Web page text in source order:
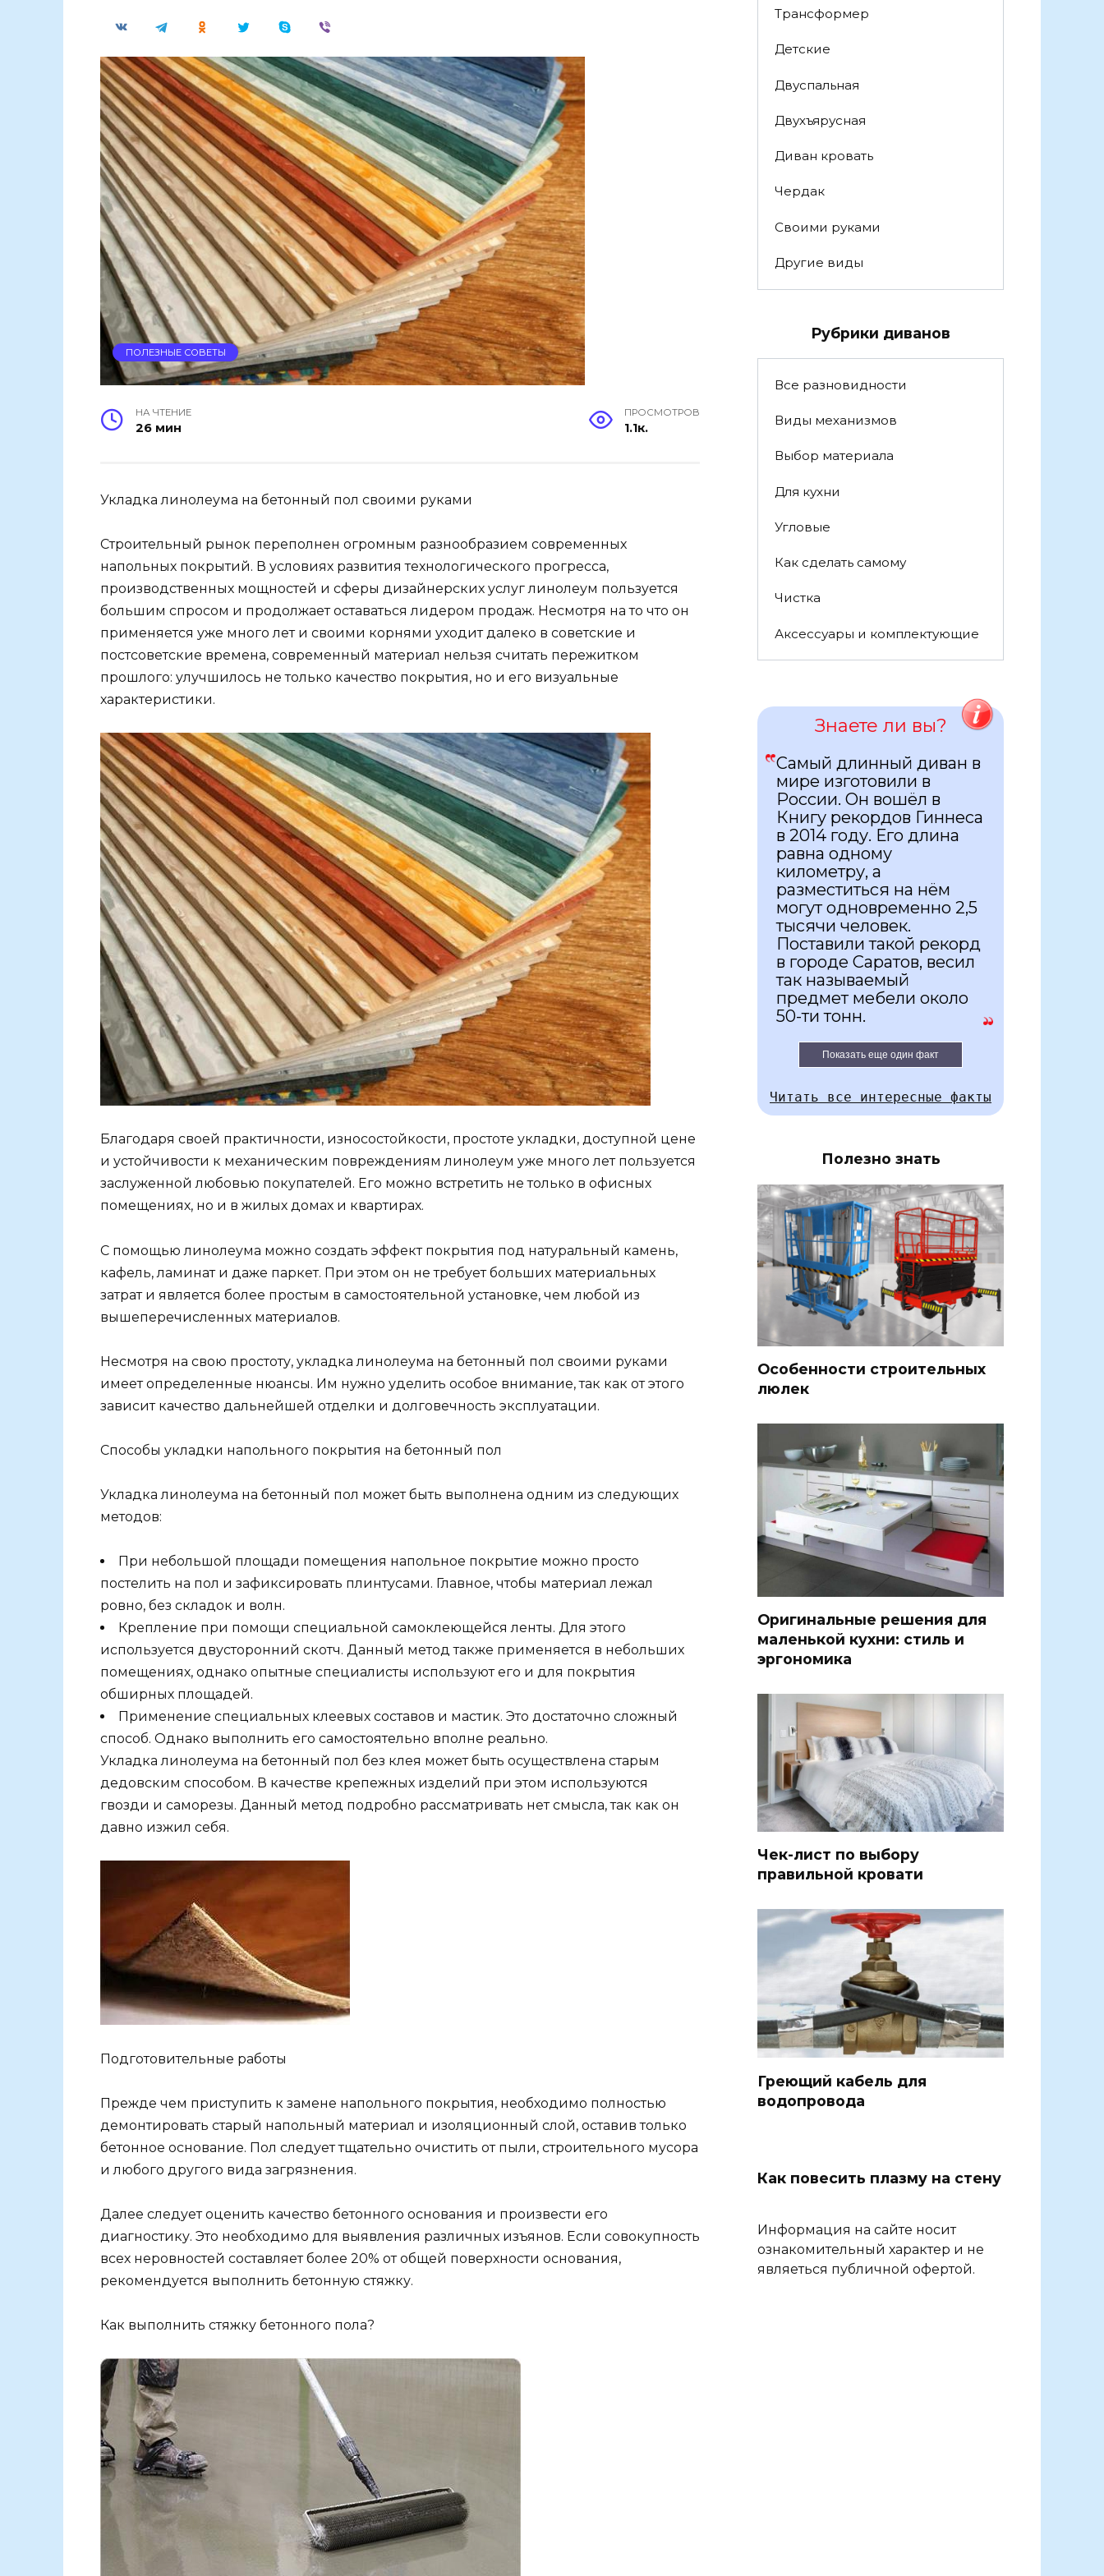
ПОЛЕЗНЫЕ СОВЕТЫ
НА ЧТЕНИЕ
26 мин
ПРОСМОТРОВ
1.1к.
Укладка линолеума на бетонный пол своими руками
Строительный рынок переполнен огромным разнообразием современных
напольных покрытий. В условиях развития технологического прогресса,
производственных мощностей и сферы дизайнерских услуг линолеум пользуется
большим спросом и продолжает оставаться лидером продаж. Несмотря на то что он
применяется уже много лет и своими корнями уходит далеко в советские и
постсоветские времена, современный материал нельзя считать пережитком
прошлого: улучшилось не только качество покрытия, но и его визуальные
характеристики.
Благодаря своей практичности, износостойкости, простоте укладки, доступной цене
и устойчивости к механическим повреждениям линолеум уже много лет пользуется
заслуженной любовью покупателей. Его можно встретить не только в офисных
помещениях, но и в жилых домах и квартирах.
С помощью линолеума можно создать эффект покрытия под натуральный камень,
кафель, ламинат и даже паркет. При этом он не требует больших материальных
затрат и является более простым в самостоятельной установке, чем любой из
вышеперечисленных материалов.
Несмотря на свою простоту, укладка линолеума на бетонный пол своими руками
имеет определенные нюансы. Им нужно уделить особое внимание, так как от этого
зависит качество дальнейшей отделки и долговечность эксплуатации.
Способы укладки напольного покрытия на бетонный пол
Укладка линолеума на бетонный пол может быть выполнена одним из следующих
методов:
При небольшой площади помещения напольное покрытие можно просто
постелить на пол и зафиксировать плинтусами. Главное, чтобы материал лежал
ровно, без складок и волн.
Крепление при помощи специальной самоклеющейся ленты. Для этого
используется двусторонний скотч. Данный метод также применяется в небольших
помещениях, однако опытные специалисты используют его и для покрытия
обширных площадей.
Применение специальных клеевых составов и мастик. Это достаточно сложный
способ. Однако выполнить его самостоятельно вполне реально.
Укладка линолеума на бетонный пол без клея может быть осуществлена старым
дедовским способом. В качестве крепежных изделий при этом используются
гвозди и саморезы. Данный метод подробно рассматривать нет смысла, так как он
давно изжил себя.
Подготовительные работы
Прежде чем приступить к замене напольного покрытия, необходимо полностью
демонтировать старый напольный материал и изоляционный слой, оставив только
бетонное основание. Пол следует тщательно очистить от пыли, строительного мусора
и любого другого вида загрязнения.
Далее следует оценить качество бетонного основания и произвести его
диагностику. Это необходимо для выявления различных изъянов. Если совокупность
всех неровностей составляет более 20% от общей поверхности основания,
рекомендуется выполнить бетонную стяжку.
Как выполнить стяжку бетонного пола?
Трансформер
Детские
Двуспальная
Двухъярусная
Диван кровать
Чердак
Своими руками
Другие виды
Рубрики диванов
Все разновидности
Виды механизмов
Выбор материала
Для кухни
Угловые
Как сделать самому
Чистка
Аксессуары и комплектующие
Знаете ли вы?
Самый длинный диван в
мире изготовили в
России. Он вошёл в
Книгу рекордов Гиннеса
в 2014 году. Его длина
равна одному
километру, а
разместиться на нём
могут одновременно 2,5
тысячи человек.
Поставили такой рекорд
в городе Саратов, весил
так называемый
предмет мебели около
50-ти тонн.
Показать еще один факт
Читать все интересные факты
Полезно знать
Особенности строительных
люлек
Оригинальные решения для
маленькой кухни: стиль и
эргономика
Чек-лист по выбору
правильной кровати
Греющий кабель для
водопровода
Как повесить плазму на стену
Информация на сайте носит
ознакомительный характер и не
являеться публичной офертой.